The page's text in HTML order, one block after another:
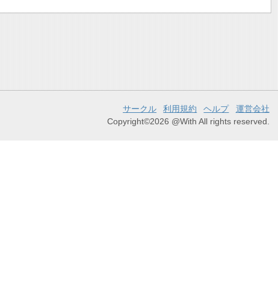
サークル 利用規約 ヘルプ
運営会社
Copyright©2026 @With All rights reserved.